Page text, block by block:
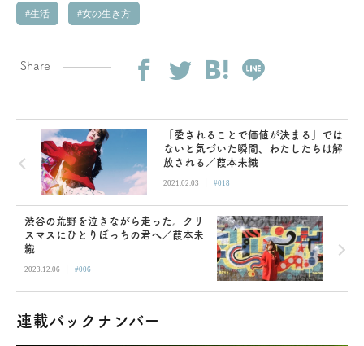
生活 女の生き方
Share
「愛されることで価値が決まる」では
ないと気づいた瞬間、わたしたちは解
放される／葭本未織
2021.02.03 | #018
渋谷の荒野を泣きながら走った。クリ
スマスにひとりぼっちの君へ／葭本未
織
2023.12.06 | #006
連載バックナンバー